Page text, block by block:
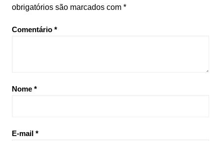
obrigatórios são marcados com *
Comentário *
Nome *
E-mail *